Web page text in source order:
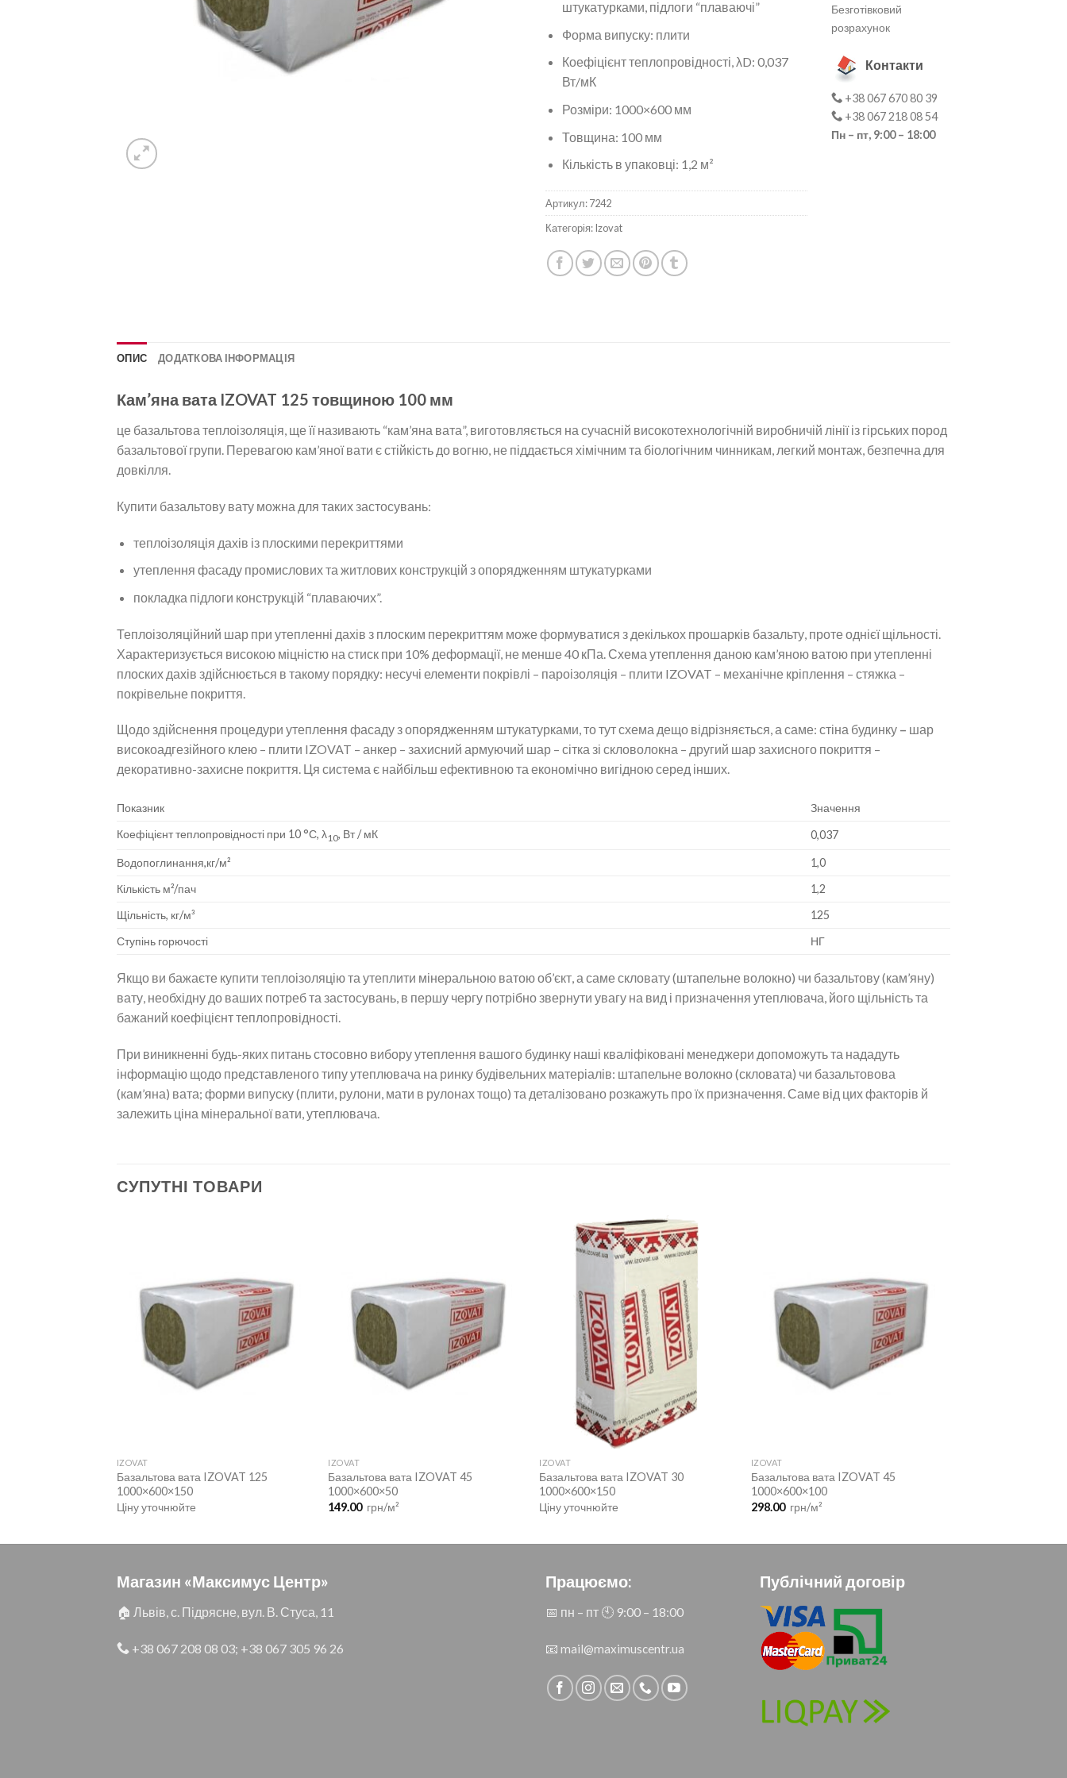
штукатурками, підлоги “плаваючі”
Форма випуску: плити
Коефіцієнт теплопровідності, λD: 0,037
Вт/мК
Розміри: 1000×600 мм
Товщина: 100 мм
Кількість в упаковці: 1,2 м²
Артикул:7242
Категорія:Izovat
Безготівковий
розрахунок
Контакти
+38 067 670 80 39
+38 067 218 08 54
Пн – пт, 9:00 – 18:00
ОПИС ДОДАТКОВА ІНФОРМАЦІЯ
Кам’яна вата IZOVAT 125 товщиною 100 мм
це базальтова теплоізоляція, ще її називають “кам’яна вата”, виготовляється на сучасній високотехнологічній виробничій лінії із гірських пород
базальтової групи. Перевагою кам’яної вати є стійкість до вогню, не піддається хімічним та біологічним чинникам, легкий монтаж, безпечна для
довкілля.
Купити базальтову вату можна для таких застосувань:
теплоізоляція дахів із плоскими перекриттями
утеплення фасаду промислових та житлових конструкцій з опорядженням штукатурками
покладка підлоги конструкцій “плаваючих”.
Теплоізоляційний шар при утепленні дахів з плоским перекриттям може формуватися з декількох прошарків базальту, проте однієї щільності.
Характеризується високою міцністю на стиск при 10% деформації, не менше 40 кПа. Схема утеплення даною кам’яною ватою при утепленні
плоских дахів здійснюється в такому порядку: несучі елементи покрівлі – пароізоляція – плити IZOVAT – механічне кріплення – стяжка –
покрівельне покриття.
Щодо здійснення процедури утеплення фасаду з опорядженням штукатурками, то тут схема дещо відрізняється, а саме: стіна будинку – шар
високоадгезійного клею – плити IZOVAT – анкер – захисний армуючий шар – сітка зі скловолокна – другий шар захисного покриття –
декоративно-захисне покриття. Ця система є найбільш ефективною та економічно вигідною серед інших.
Показник
Значення
Коефіцієнт теплопровідності при 10 °С, λ10, Вт / мК 0,037
Водопоглинання,кг/м²
1,0
Кількість м²/пач
1,2
Щільність, кг/м³
125
Ступінь горючості
НГ
Якщо ви бажаєте купити теплоізоляцію та утеплити мінеральною ватою об’єкт, а саме скловату (штапельне волокно) чи базальтову (кам’яну)
вату, необхідну до ваших потреб та застосувань, в першу чергу потрібно звернути увагу на вид і призначення утеплювача, його щільність та
бажаний коефіцієнт теплопровідності.
При виникненні будь-яких питань стосовно вибору утеплення вашого будинку наші кваліфіковані менеджери допоможуть та нададуть
інформацію щодо представленого типу утеплювача на ринку будівельних матеріалів: штапельне волокно (скловата) чи базальтовова
(кам’яна) вата; форми випуску (плити, рулони, мати в рулонах тощо) та деталізовано розкажуть про їх призначення. Саме від цих факторів й
залежить ціна мінеральної вати, утеплювача.
СУПУТНІ ТОВАРИ
IZOVAT
Базальтова вата IZOVAT 125
1000×600×150
Ціну уточнюйте
IZOVAT
Базальтова вата IZOVAT 45
1000×600×50
149.00 грн/м²
IZOVAT
Базальтова вата IZOVAT 30
1000×600×150
Ціну уточнюйте
IZOVAT
Базальтова вата IZOVAT 45
1000×600×100
298.00 грн/м²
Магазин «Максимус Центр»
🏠 Львів, с. Підрясне, вул. В. Стуса, 11
+38 067 208 08 03; +38 067 305 96 26
Працюємо:
📅 пн – пт 🕙︎ 9:00 – 18:00
📧 mail@maximuscentr.ua
Публічний договір